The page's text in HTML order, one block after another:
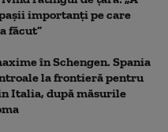
importanți pe care
făcut”
în Schengen. Spania
la frontieră pentru
Italia, după măsurile